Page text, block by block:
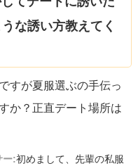
な誘い方教えてく
すが夏服選ぶの手伝っ
か？正直デート場所は
ー:初めまして、先輩の私服